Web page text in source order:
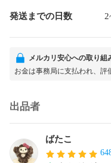
発送までの日数
メルカリ安心への取り組
お金は事務局に支払われ、評
出品者
ばたこ